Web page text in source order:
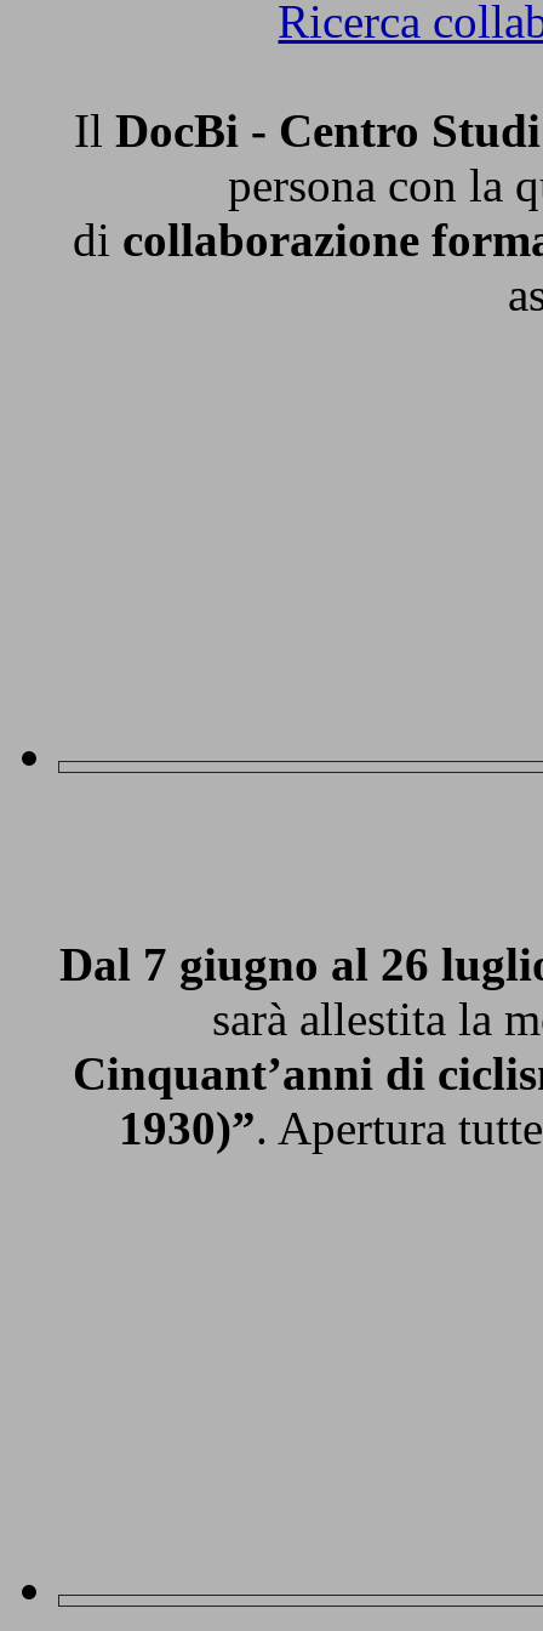
Ricerca
Il DocBi - Centro
persona con la
di collaborazione
Dal 7 giugno al 26
sarà allestita la
Cinquant’anni di
1930)”. Apertura